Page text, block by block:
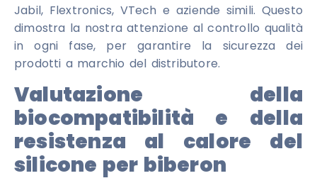
Jabil, Flextronics, VTech e aziende simili. Questo
dimostra la nostra attenzione al controllo qualità
in ogni fase, per garantire la sicurezza dei
prodotti a marchio del distributore.
Valutazione della
biocompatibilità e della
resistenza al calore del
silicone per biberon